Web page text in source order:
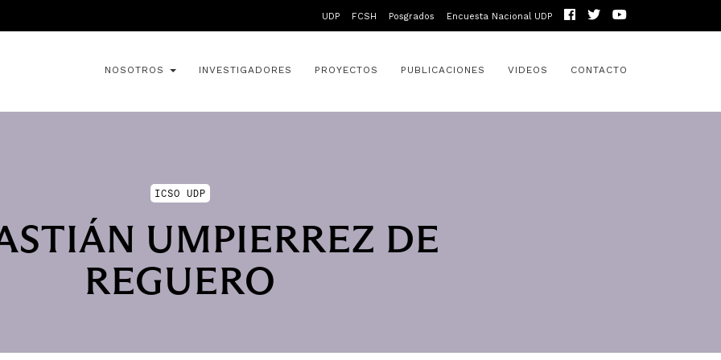
UDP FCSH Posgrados Encuesta Nacional UDP
NOSOTROS INVESTIGADORES PROYECTOS PUBLICACIONES VIDEOS CONTACTO
ICSO UDP
UMPIERREZ DE
REGUERO